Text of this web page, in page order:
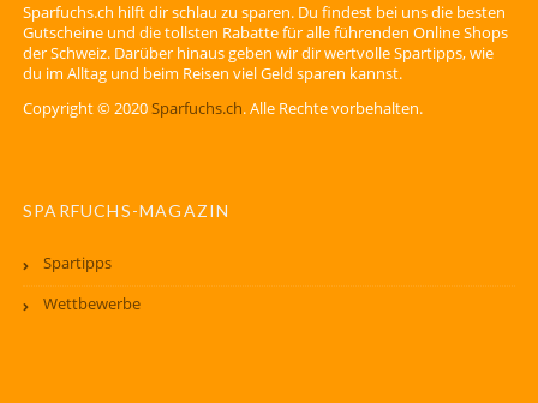
Sparfuchs.ch hilft dir schlau zu sparen. Du findest bei uns die besten
Gutscheine und die tollsten Rabatte für alle führenden Online Shops
der Schweiz. Darüber hinaus geben wir dir wertvolle Spartipps, wie
du im Alltag und beim Reisen viel Geld sparen kannst.
Copyright © 2020Sparfuchs.ch. Alle Rechte vorbehalten.
SPARFUCHS-MAGAZIN
Spartipps
Wettbewerbe